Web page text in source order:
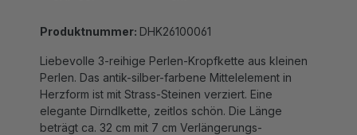
Perlen. Das antik-silber-farbene Mittelelement in
Herzform ist mit Strass-Steinen verziert. Eine
elegante Dirndlkette, zeitlos schön. Die Länge
beträgt ca. 32 cm mit 7 cm Verlängerungs-
Möglichkeit.